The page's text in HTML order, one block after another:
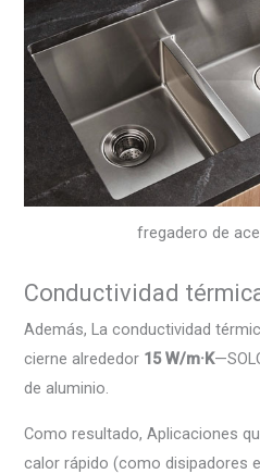
fregadero de
Conductividad
Además, La conductividad
cierne alrededor 15 W/m·K
de aluminio.
Como resultado, Aplicaciones
calor rápido (como disipadores